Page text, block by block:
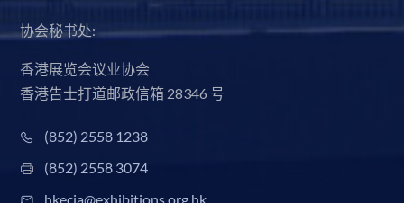
协会秘书处:
香港展览会议业协会
香港告士打道邮政信箱 28346 号
(852) 2558 1238
(852) 2558 3074
hkecia@exhibitions.org.hk